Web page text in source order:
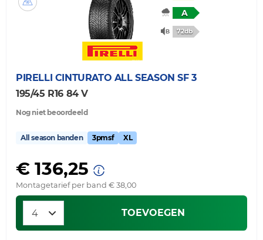
A
72db
PIRELLI CINTURATO ALL SEASON SF 3
195/45 R16 84 V
Nog niet beoordeeld
All season banden 3pmsf XL
€ 136,25
Montagetarief per band € 38,00
TOEVOEGEN